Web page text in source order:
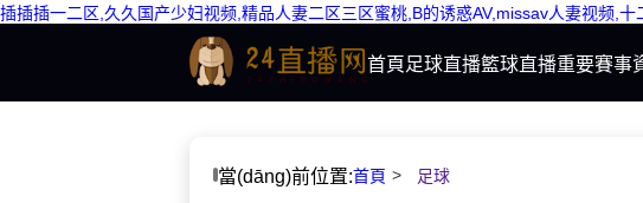
插插插一二区,久久国产少妇视频,精品人妻二区三区蜜桃,B的诱惑AV,missav人妻视频,
首頁 足球直播籃球直播重要賽事
當(dāng)前位置:首頁 足球